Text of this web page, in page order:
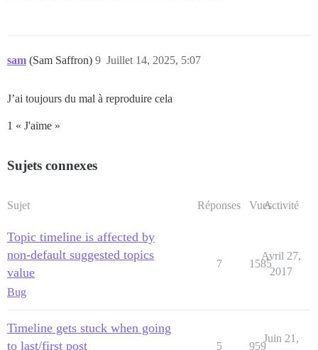
sam (Sam Saffron) Juillet 14, 2025, 5:07
9
J’ai toujours du mal à reproduire cela
1 « J'aime »
Sujets connexes
Sujet Réponses VuesActivité
Topic timeline is affected by
non-default suggested topics
value
Bug
7 1585
Avril 27,
2017
Timeline gets stuck when going
to last/first post
5 959
Juin 21,